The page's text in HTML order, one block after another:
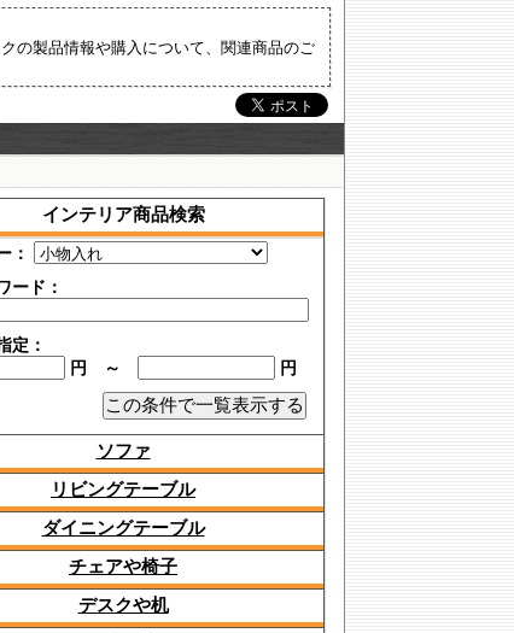
の製品情報や購入について、関連商品のご
インテリア商品検索
：
ード：
定：
円 ～
円
ソファ
リビングテーブル
ダイニングテーブル
チェアや椅子
デスクや机